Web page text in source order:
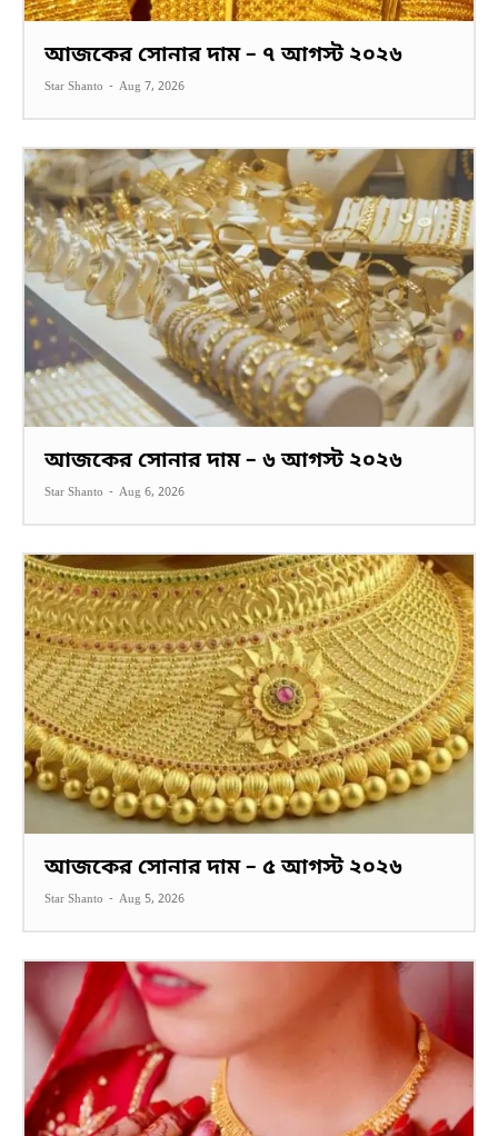
আজকের সোনার দাম – ৭ আগস্ট ২০২৬
Star Shanto - Aug 7, 2026
আজকের সোনার দাম – ৬ আগস্ট ২০২৬
Star Shanto - Aug 6, 2026
আজকের সোনার দাম – ৫ আগস্ট ২০২৬
Star Shanto - Aug 5, 2026